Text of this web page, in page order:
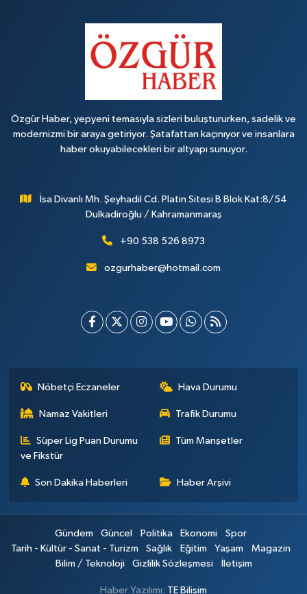
Özgür Haber, yepyeni temasıyla sizleri buluştururken, sadelik ve
modernizmi bir araya getiriyor. Şatafattan kaçınıyor ve insanlara
haber okuyabilecekleri bir altyapı sunuyor.
İsa Divanlı Mh. Şeyhadil Cd. Platin Sitesi B Blok Kat:8/54
Dulkadiroğlu / Kahramanmaraş
+90 538 526 8973
ozgurhaber@hotmail.com
Nöbetçi Eczaneler Hava Durumu
Namaz Vakitleri Trafik Durumu
Süper Lig Puan Durumu
ve Fikstür
Tüm Manşetler
Son Dakika Haberleri Haber Arşivi
Gündem Güncel Politika Ekonomi
Spor
Tarih - Kültür - Sanat - Turizm
Sağlık Eğitim Yaşam
Magazin
Bilim / Teknoloji
Gizlilik Sözleşmesi İletişim
Haber Yazılımı: TE Bilişim